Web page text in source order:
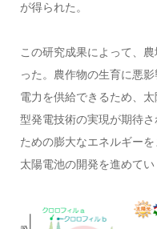
が得られた。
この研究成果によって、
った。農作物の生育に悪
電力を供給できるため、
型発電技術の実現が期待
ための膨大なエネルギー
太陽電池の開発を進めてい